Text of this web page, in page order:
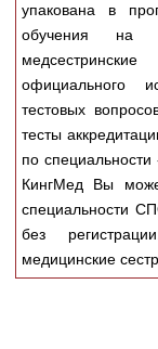
Новости (244)
Медицинская
Нормативы
Нормы
исследований
Обратная связь
Добавить материал
упакована в
обучения на
официального
тестовых
тесты
по
КингМед Вы
специальности
без
медицинские